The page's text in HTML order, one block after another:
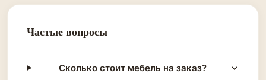
Частые вопросы
Сколько стоит мебель на заказ?